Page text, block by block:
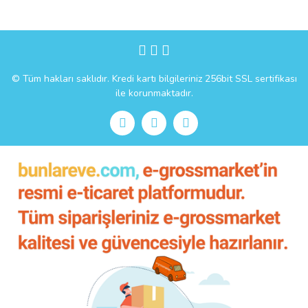
© Tüm hakları saklıdır. Kredi kartı bilgileriniz 256bit SSL sertifikası
ile korunmaktadır.